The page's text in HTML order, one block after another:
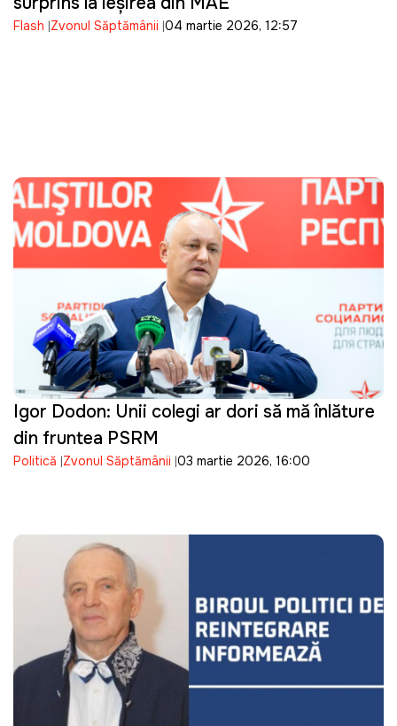
Flash Zvonul Săptămânii 04 martie 2026, 12:57
Igor Dodon: Unii colegi ar dori să mă înlăture
din fruntea PSRM
Politică Zvonul Săptămânii 03 martie 2026, 16:00